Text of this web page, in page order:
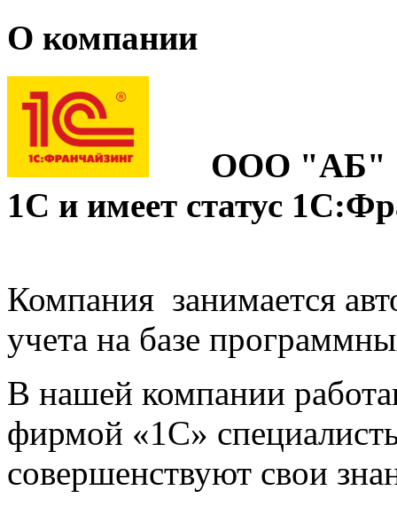
О компании
ООО "АБ"
1С и имеет статус
Компания занимается
учета на базе
В нашей компании
фирмой «1С»
совершенствуют свои